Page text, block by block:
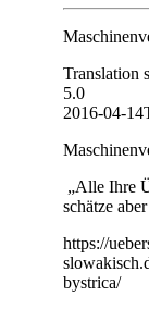
Translation
5.0
2016-04-
„Alle Ihre
schätze
https://
bystrica/